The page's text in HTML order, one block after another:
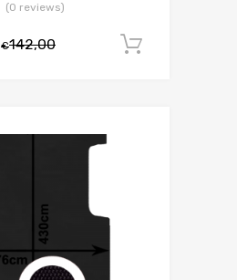
(0 reviews)
€142,00